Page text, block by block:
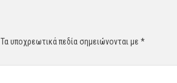
Τα υποχρεωτικά πεδία σημειώνονται με *